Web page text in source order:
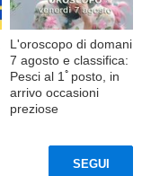
L'oroscopo di domani
7 agosto e classifica:
Pesci al 1ﾟposto, in
arrivo occasioni
preziose
SEGUI